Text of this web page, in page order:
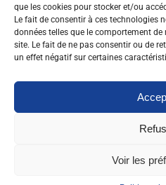
que les cookies pour stocker et/ou
Le fait de consentir à ces technologies
données telles que le comportement
site. Le fait de ne pas consentir ou de
un effet négatif sur certaines
Voir les
NOS ARTICLES
Recrutement de
pratiques évoluent